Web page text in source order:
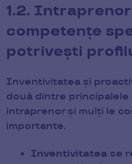
1.2.
competențe
potrivești
Inventivitatea și
două dintre
intraprenor și mulți le
importante.
Inventivitatea se